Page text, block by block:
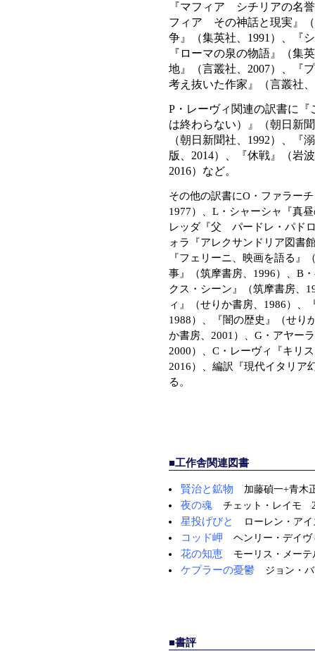
『マフィア シチリアの名
フィア その神話と現実』（
争』（集英社、1991）、『
『ローマの泉の物語』（集
地』（言叢社、2007）、『
考え抜いた作家』（言叢社
P・レーヴィ関連の訳書に
は終わらない）』（朝日新
（朝日新聞社、1992）、『
版、2014）、『休戦』（岩
2016）など。
その他の訳書にO・ファラー
1977）、L・シャーシャ『真
レッダ『父 パードレ・パド
ォラ『アレクサンドリア図書
『フェリーニ、映画を語る』
事』（筑摩書房、1996）、B
クス・シーン』（筑摩書房、
ィ』（せりか書房、1986）、
1988）、『闇の歴史』（せり
か書房、2001）、G・アヤー
2000）、C・レーヴィ『キリ
2016）、編訳『現代イタリア
る。
■工作舎関連図書
賢治と鉱物 加藤碵一+青木
夜の魂 チェット・レイモ
星投げびと ローレン・ア
コッド岬 ヘンリー・デイ
花の知恵 モーリス・メー
ケプラーの憂鬱 ジョン・
■書評